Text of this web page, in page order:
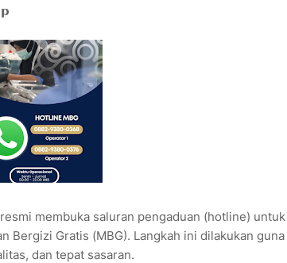
membuka saluran pengaduan (hotline)
Bergizi Gratis (MBG). Langkah ini dilakukan
dan tepat sasaran.